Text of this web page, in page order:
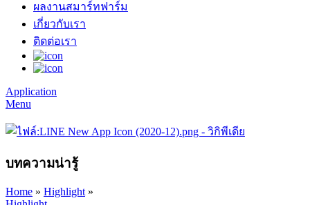
ผลงานสมาร์ทฟาร์ม
เกี่ยวกับเรา
ติดต่อเรา
Application
Menu
บทความน่ารู้
Home » Highlight»